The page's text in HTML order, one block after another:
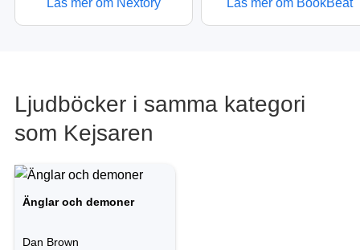
Läs mer om Nextory Läs mer om BookBeat
Ljudböcker i samma kategori
som Kejsaren
Änglar och demoner
Dan Brown